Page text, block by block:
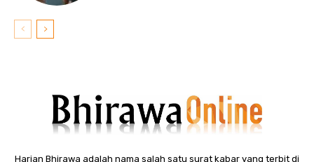
Harian Bhirawa adalah nama salah satu surat kabar yang terbit di